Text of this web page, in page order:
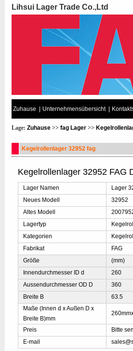
Lihsui Lager Trade Co.,Ltd
Zuhause Unternehmensübersicht
Lage: Zuhause >> fag Lager >>
Kegelrollenlager 32952 fag
Kegelrollenlager 32952 FAG
Lager Namen
Lager
Neues Modell
32952
Altes Modell
Lagertyp
Kategorien
Fabrikat
FAG
Größe
(mm)
Innendurchmesser ID d
260
Aussendurchmesser OD D
360
Breite B
63.5
Maße (Innen d x Außen D x
Breite B)mm
Preis
Bitte
E-mail